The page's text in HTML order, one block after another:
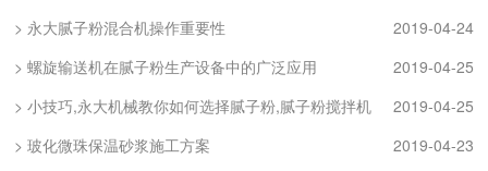
> 永大腻子粉混合机操作重要性
2019-04-24
> 螺旋输送机在腻子粉生产设备中的广泛应用
2019-04-25
> 小技巧,永大机械教你如何选择腻子粉,腻子粉搅拌机
2019-04-25
> 玻化微珠保温砂浆施工方案
2019-04-23